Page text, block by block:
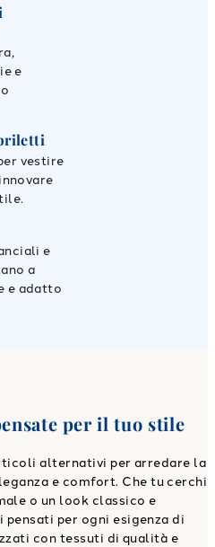
e
vestire
e
a
e adatto
per il tuo stile
alternativi per arredare la
e comfort. Che tu cerchi
o un look classico e
per ogni esigenza di
con tessuti di qualità e